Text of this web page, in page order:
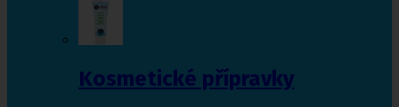
Kosmetické přípravky